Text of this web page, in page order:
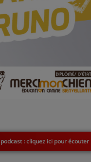
Marion